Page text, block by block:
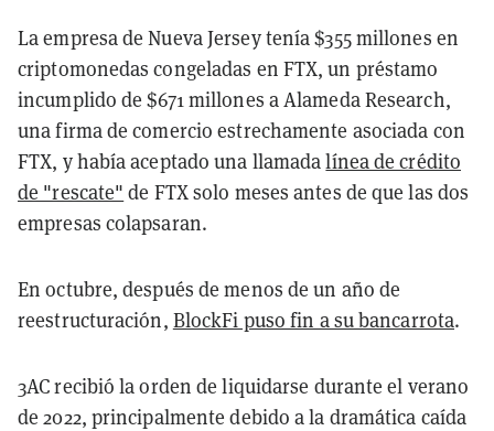
La empresa de Nueva Jersey tenía $355 millones en
criptomonedas congeladas en FTX, un préstamo
incumplido de $671 millones a Alameda Research,
una firma de comercio estrechamente asociada con
FTX, y había aceptado una llamadalínea de crédito
de "rescate" de FTX solo meses antes de que las dos
empresas colapsaran.
En octubre, después de menos de un año de
reestructuración, BlockFi puso fin a su bancarrota.
3AC recibió la orden de liquidarse durante el verano
de 2022, principalmente debido a la dramática caída